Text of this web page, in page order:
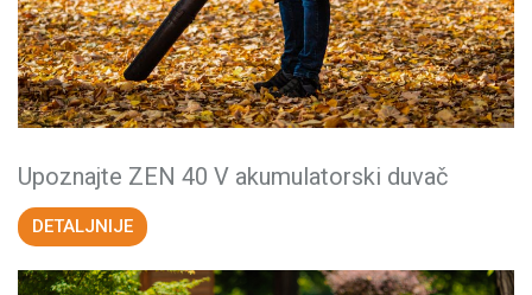
Upoznajte ZEN 40 V akumulatorski duvač
DETALJNIJE